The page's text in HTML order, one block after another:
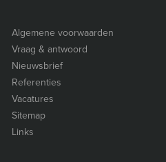
Algemene voorwaarden
Vraag & antwoord
Nieuwsbrief
Referenties
Vacatures
Sitemap
Links